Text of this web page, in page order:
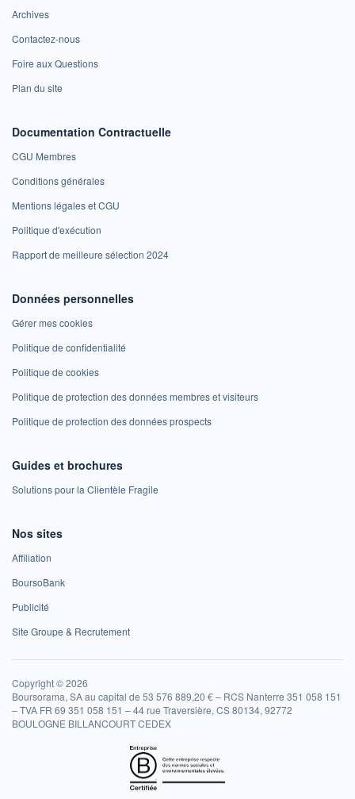
Archives
Contactez-nous
Foire aux Questions
Plan du site
Documentation Contractuelle
CGU Membres
Conditions générales
Mentions légales et CGU
Politique d'exécution
Rapport de meilleure sélection 2024
Données personnelles
Gérer mes cookies
Politique de confidentialité
Politique de cookies
Politique de protection des données membres et visiteurs
Politique de protection des données prospects
Guides et brochures
Solutions pour la Clientèle Fragile
Nos sites
Affiliation
BoursoBank
Publicité
Site Groupe & Recrutement
Copyright © 2026
Boursorama, SA au capital de 53 576 889,20 € – RCS Nanterre 351 058 151
– TVA FR 69 351 058 151 – 44 rue Traversière, CS 80134, 92772
BOULOGNE BILLANCOURT CEDEX